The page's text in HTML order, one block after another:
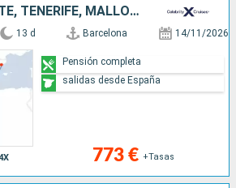
ESPAÑA, LANZAROTE, TENERIFE, MALLORCA, PORTUGAL, MARRUECOS
13 d Barcelona 14/11/2026
773 € +Tasas
Pensión completa
salidas desde España